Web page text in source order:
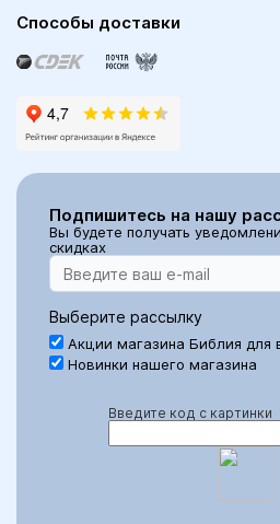
Способы доставки
Подпишитесь на нашу
Вы будете получать
скидках
Выберите рассылку
Акции магазина Библия для
Новинки нашего магазина
Введите код с картинки